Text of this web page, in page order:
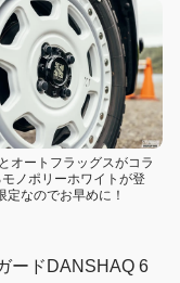
オートフラッグスがコラ
ノポリーホワイトが登
なのでお早めに！
ードDANSHAQ 6